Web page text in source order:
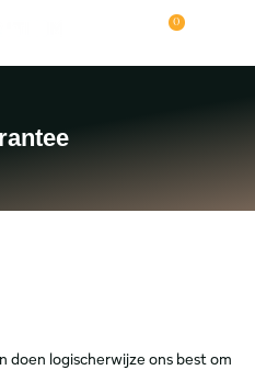
0
doen logischerwijze ons best om